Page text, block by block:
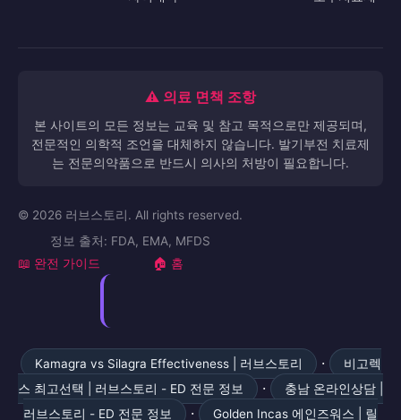
시알리스
스텐드라
팔팔정
센돔
자이데나
첫 복용 가이
드
제네릭 안내
실데나필 DB
타다라필 DB
본 사이트의 모든 정보는 교육 및 참고 목적으로만 제공되며,
전문적인 의학적 조언을 대체하지 않습니다. 발기부전 치료제
는 전문의약품으로 반드시 의사의 처방이 필요합니다.